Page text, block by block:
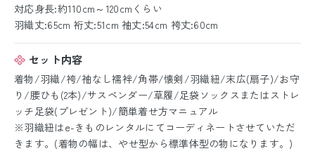
対応身長:約110cm～120cmくらい
羽織丈:65cm 裄丈:51cm 袖丈:54cm 袴丈:60cm
セット内容
着物/羽織/袴/袖なし襦袢/角帯/懐剣/羽織紐/末広(扇子)/お守
り/腰ひも(2本)/サスペンダー/草履/足袋ソックスまたはストレ
ッチ足袋(プレゼント)/簡単着せ方マニュアル
※羽織紐はe-きものレンタルにてコーディネートさせていただ
きます。(着物の幅は、やせ型から標準体型の物になります。)